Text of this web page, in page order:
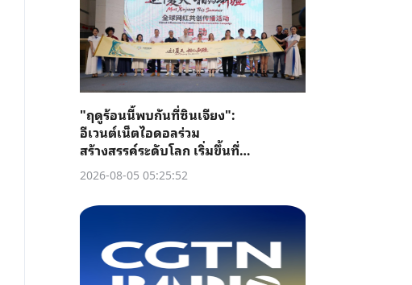
"ฤดูร้อนนี้พบกันที่ซินเจียง":
อีเวนต์เน็ตไอดอลร่วม
สร้างสรรค์ระดับโลก เริ่มขึ้นที่คู่
เชอ
2026-08-05 05:25:52